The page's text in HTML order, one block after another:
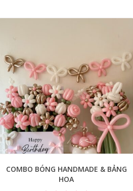
COMBO BÓNG HANDMADE & BẢNG
HOA